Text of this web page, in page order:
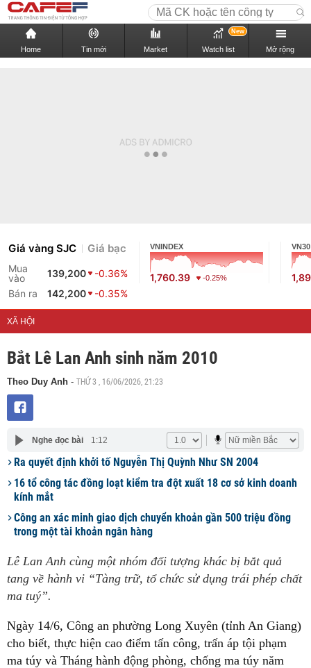
Home Tin mới Market Watch list
New
Mở rộng
Giá vàng SJC Giá bạc
Mua
vào
139,200
-0.36%
Bán ra
142,200 -0.35%
VNINDEX
1,760.39 -0.25%
VN30
XÃ HỘI
Bắt Lê Lan Anh sinh năm 2010
Theo Duy Anh - THỨ 3 , 16/06/2026, 21:23
Nghe đọc bài 1:12
Ra quyết định khởi tố Nguyễn Thị Quỳnh Như SN 2004
16 tổ công tác đồng loạt kiểm tra đột xuất 18 cơ sở kinh doanh
kính mắt
Công an xác minh giao dịch chuyển khoản gần 500 triệu đồng
trong một tài khoản ngân hàng
Lê Lan Anh cùng một nhóm đối tượng khác bị bắt quả
tang về hành vi “Tàng trữ, tổ chức sử dụng trái phép chất
ma tuý”.
Ngày 14/6, Công an phường Long Xuyên (tỉnh An Giang)
cho biết, thực hiện cao điểm tấn công, trấn áp tội phạm
ma túy và Tháng hành động phòng, chống ma túy năm